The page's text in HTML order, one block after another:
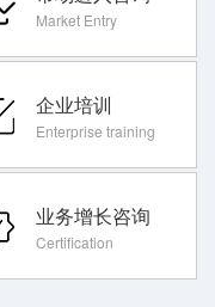
Market Entry
企业培训
Enterprise training
业务增长咨询
Certification